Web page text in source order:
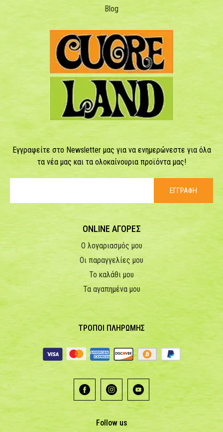
Blog
Εγγραφείτε στο Newsletter μας για να ενημερώνεστε για όλα
τα νέα μας και τα ολοκαίνουρια προϊόντα μας!
ΕΓΓΡΑΦΗ
ONLINE ΑΓΟΡΕΣ
Ο λογαριασμός μου
Οι παραγγελίες μου
Το καλάθι μου
Τα αγαπημένα μου
ΤΡΟΠΟΙ ΠΛΗΡΩΜΗΣ
Follow us